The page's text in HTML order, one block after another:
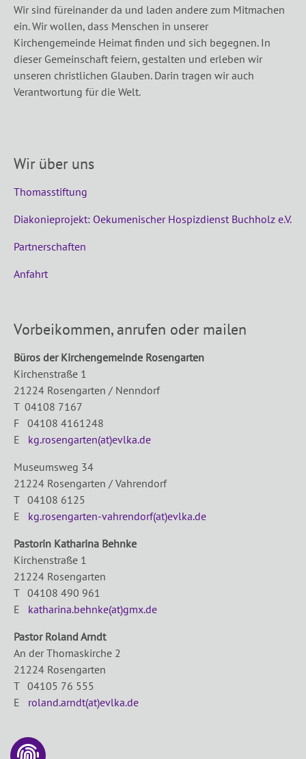
Wir sind füreinander da und laden andere zum Mitmachen
ein. Wir wollen, dass Menschen in unserer
Kirchengemeinde Heimat finden und sich begegnen. In
dieser Gemeinschaft feiern, gestalten und erleben wir
unseren christlichen Glauben. Darin tragen wir auch
Verantwortung für die Welt.
Wir über uns
Thomasstiftung
Diakonieprojekt: Oekumenischer Hospizdienst Buchholz e.V.
Partnerschaften
Anfahrt
Vorbeikommen, anrufen oder mailen
Büros der Kirchengemeinde Rosengarten
Kirchenstraße 1
21224 Rosengarten / Nenndorf
T 04108 7167
F 04108 4161248
E kg.rosengarten(at)evlka.de
Museumsweg 34
21224 Rosengarten / Vahrendorf
T 04108 6125
E kg.rosengarten-vahrendorf(at)evlka.de
Pastorin Katharina Behnke
Kirchenstraße 1
21224 Rosengarten
T 04108 490 961
E katharina.behnke(at)gmx.de
Pastor Roland Arndt
An der Thomaskirche 2
21224 Rosengarten
T 04105 76 555
E roland.arndt(at)evlka.de